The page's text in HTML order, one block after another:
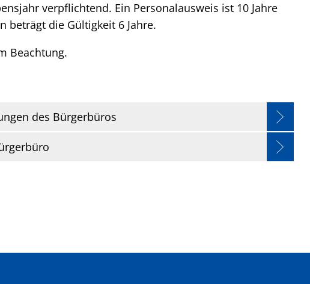
verpflichtend. Ein Personalausweis ist 10 Jahre
beträgt die Gültigkeit 6 Jahre.
Beachtung.
des Bürgerbüros